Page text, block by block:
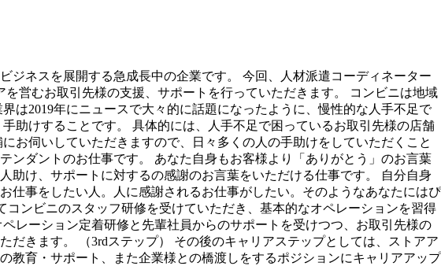
ネスを展開する急成長中の企業です。 今回、人材派遣コーディネーター
営むお取引先様の支援、サポートを行っていただきます。 コンビニは地域
は2019年にニュースで大々的に話題になったように、慢性的な人手不足で
助けすることです。 具体的には、人手不足で困っているお取引先様の店舗
お伺いしていただきますので、日々多くの人の手助けをしていただくこと
ンダントのお仕事です。 あなた自身もお客様より「ありがとう」のお言葉
助け、サポートに対するの感謝のお言葉をいただける仕事です。 自分自身
仕事をしたい人。人に感謝されるお仕事がしたい。そのようなあなたにはぴ
ンビニのスタッフ研修を受けていただき、基本的なオペレーションを習得
レーション定着研修と先輩社員からのサポートを受けつつ、お取引先様の
きます。 （3rdステップ） その後のキャリアステップとしては、ストアア
教育・サポート、また企業様との橋渡しをするポジションにキャリアアップ